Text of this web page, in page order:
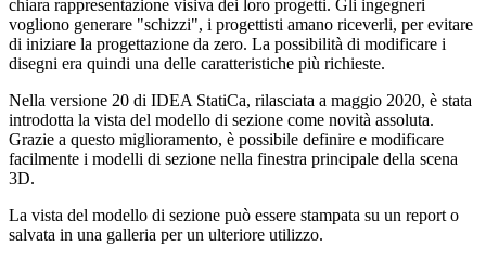
chiara rappresentazione visiva dei loro progetti. Gli ingegneri
vogliono generare "schizzi", i progettisti amano riceverli, per evitare
di iniziare la progettazione da zero. La possibilità di modificare i
disegni era quindi una delle caratteristiche più richieste.
Nella versione 20 di IDEA StatiCa, rilasciata a maggio 2020, è stata
introdotta la vista del modello di sezione come novità assoluta.
Grazie a questo miglioramento, è possibile definire e modificare
facilmente i modelli di sezione nella finestra principale della scena
3D.
La vista del modello di sezione può essere stampata su un report o
salvata in una galleria per un ulteriore utilizzo.